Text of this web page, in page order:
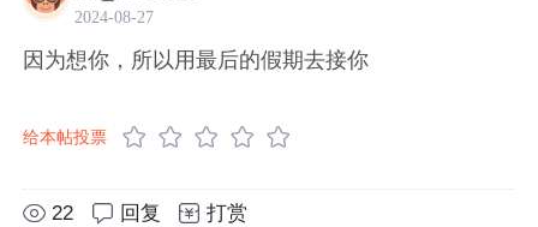
2024-08-27
因为想你，所以用最后的假期去接你
给本帖投票
22 回复 打赏